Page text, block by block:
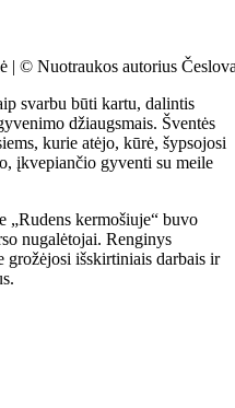
| © Nuotraukos autorius
svarbu būti kartu, dalintis
džiaugsmais. Šventės
kurie atėjo, kūrė, šypsojosi
įkvepiančio gyventi su meile
„Rudens kermošiuje“ buvo
nugalėtojai. Renginys
išskirtiniais darbais ir